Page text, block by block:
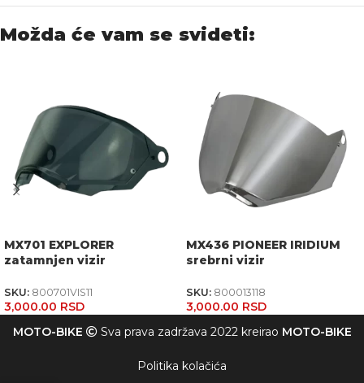
Možda će vam se svideti:
MX701 EXPLORER
zatamnjen vizir
SKU: 800701VIS11
3,000.00 RSD
MX436 PIONEER IRIDIUM
srebrni vizir
SKU: 800013118
3,000.00 RSD
MOTO-BIKE
Sva prava zadržava 2022 kreirao MOTO-BIKE
Politika kolačića